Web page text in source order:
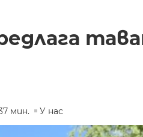
мин. У нас